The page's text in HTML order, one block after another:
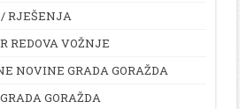
RJEŠENJA
REDOVA VOŽNJE
NOVINE GRADA GORAŽDA
GORAŽDA